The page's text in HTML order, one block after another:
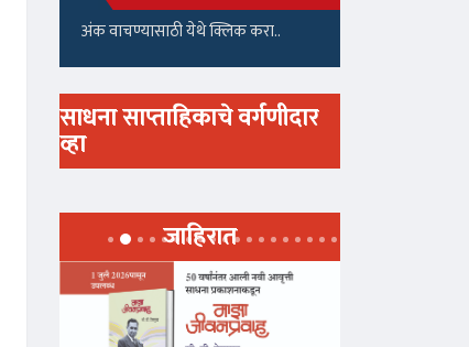
अंक वाचण्यासाठी येथे क्लिक करा..
साधना साप्ताहिकाचे वर्गणीदार
व्हा
जाहिरात